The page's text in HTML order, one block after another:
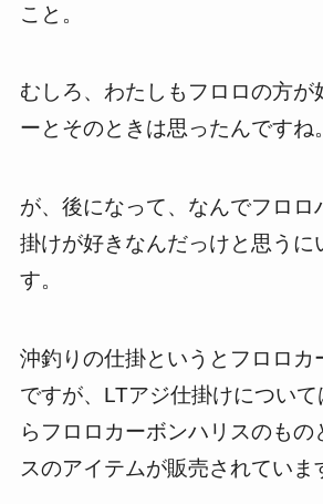
こと。
むしろ、わたしもフロロの方が
ーとそのときは思ったんですね。
が、後になって、なんでフロロ
掛けが好きなんだっけと思うに
す。
沖釣りの仕掛というとフロロカ
ですが、LTアジ仕掛けについ
らフロロカーボンハリスのもの
スのアイテムが販売されていま